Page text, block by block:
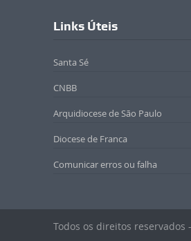
Links Úteis
Santa Sé
CNBB
Arquidiocese de São Paulo
Diocese de Franca
Comunicar erros ou falha
Todos os direitos reservados